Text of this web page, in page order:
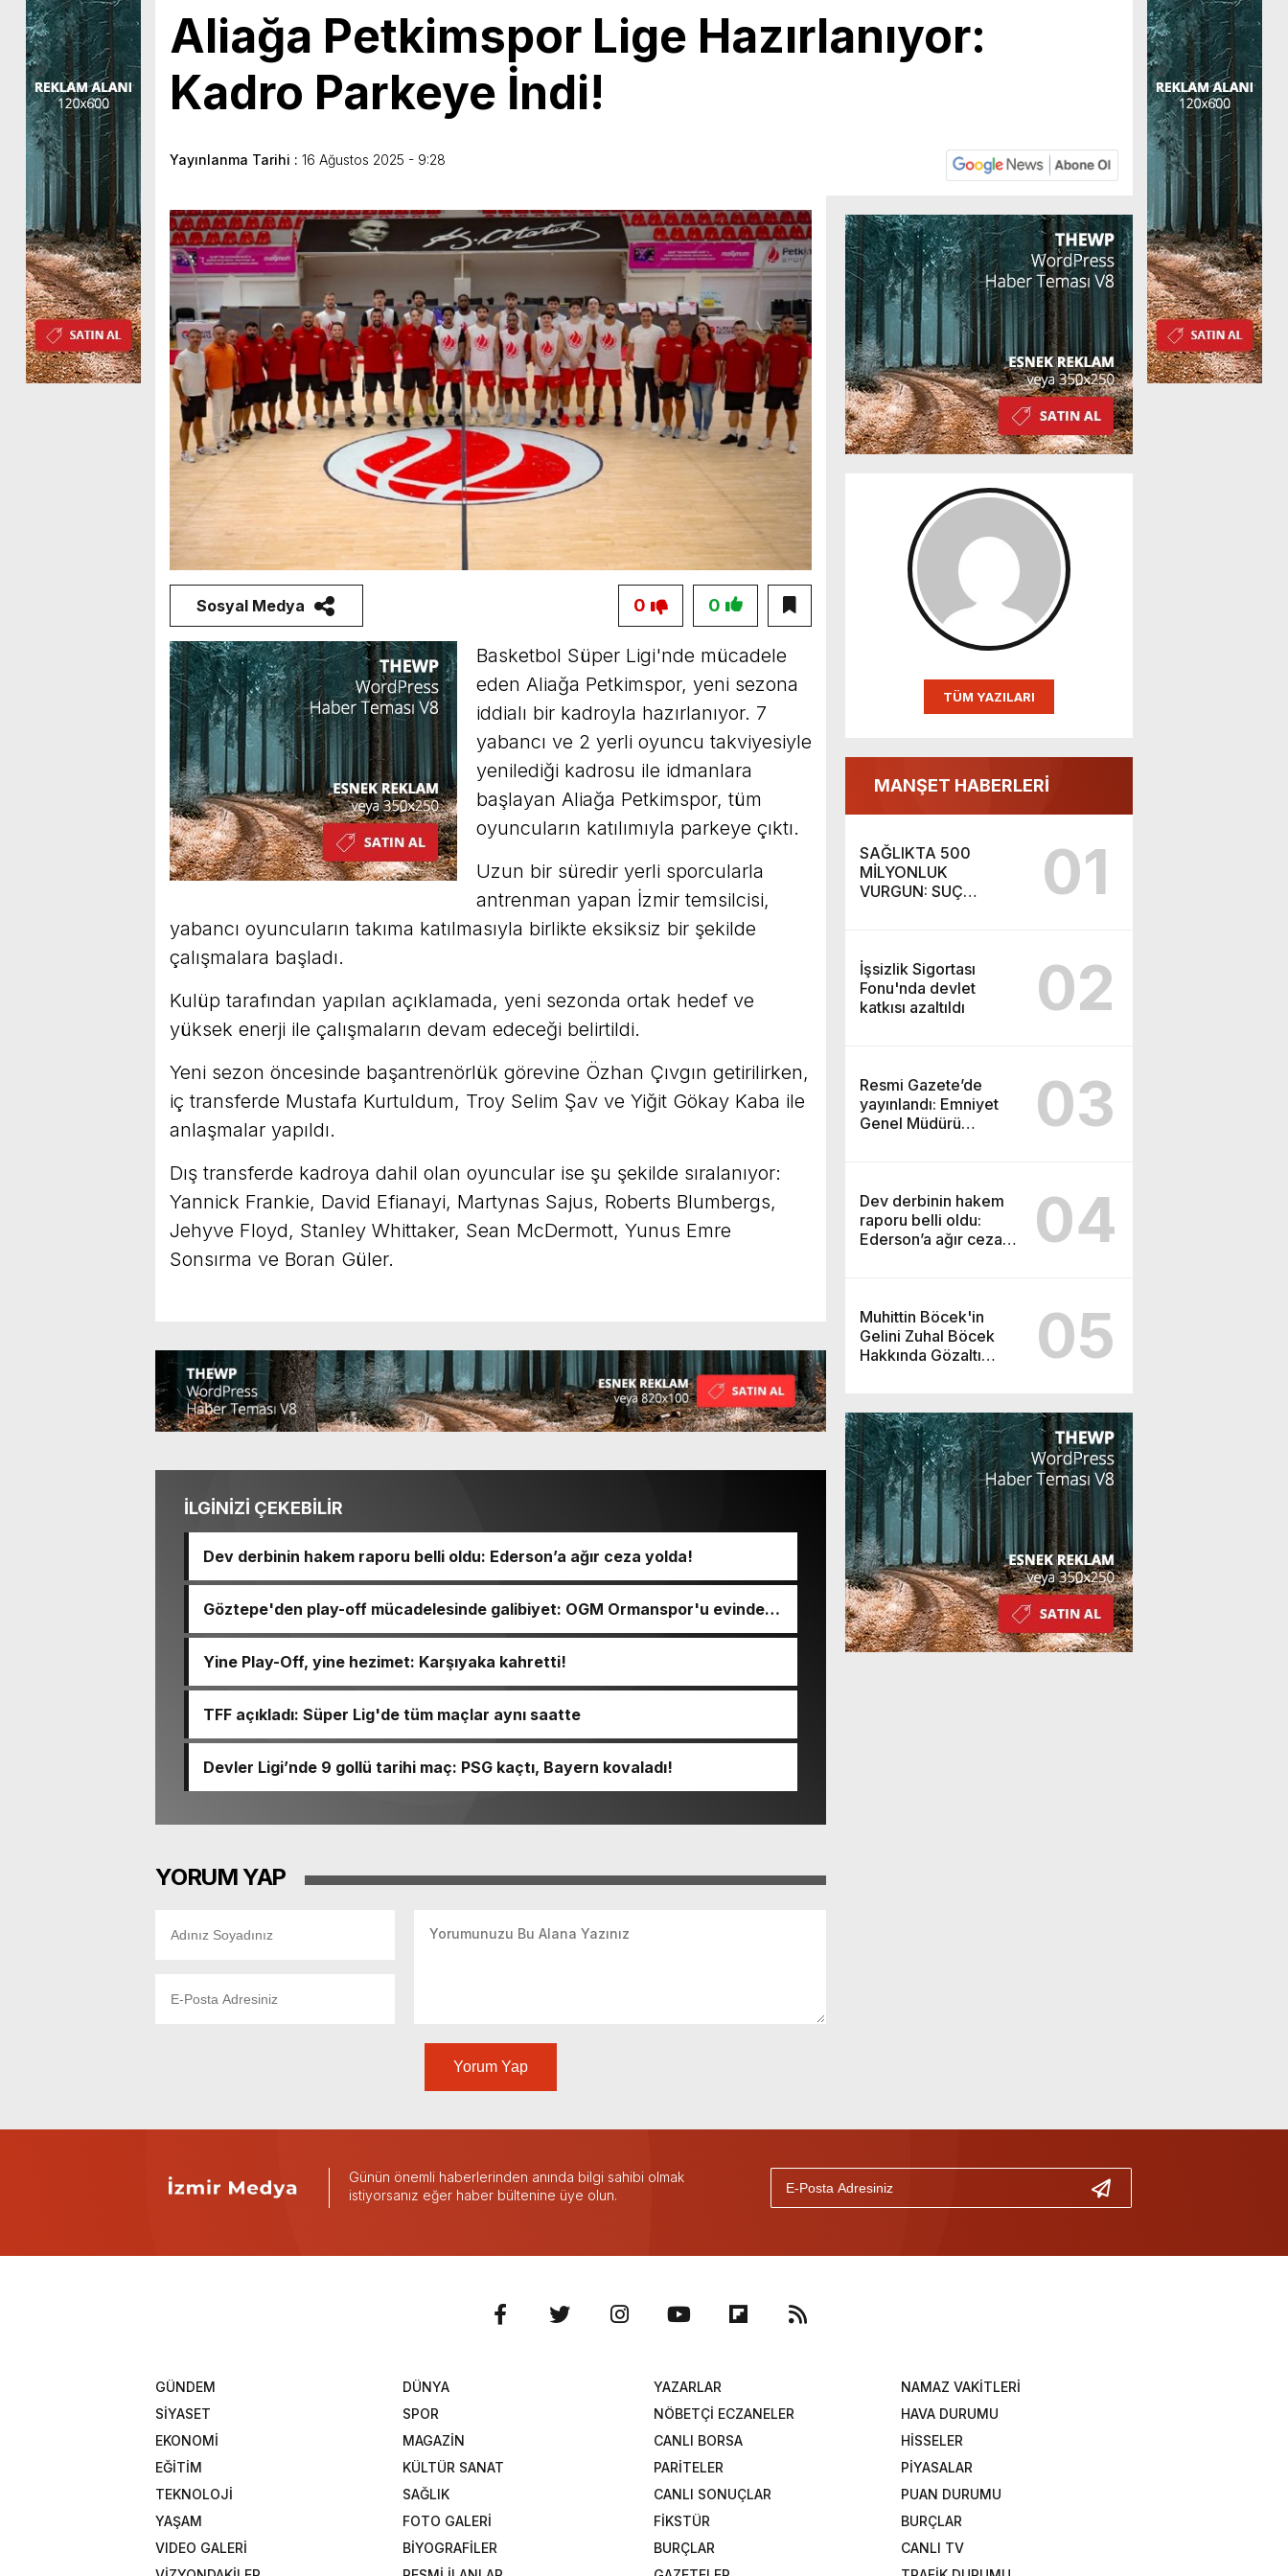
Aliağa Petkimspor Lige Hazırlanıyor:
Kadro Parkeye İndi!
Yayınlanma Tarihi : 16 Ağustos 2025 - 9:28
TÜM YAZILARI
MANŞET HABERLERİ
SAĞLIKTA 500
MİLYONLUK
VURGUN: SUÇ
01
İşsizlik Sigortası
Fonu'nda devlet
katkısı azaltıldı
02
Resmi Gazete’de
yayınlandı: Emniyet
Genel Müdürü
03
Dev derbinin hakem
raporu belli oldu:
Ederson’a ağır ceza
04
Muhittin Böcek'in
Gelini Zuhal Böcek
Hakkında Gözaltı
05
Sosyal Medya 0
0
Basketbol Süper Ligi'nde mücadele
eden Aliağa Petkimspor, yeni sezona
iddialı bir kadroyla hazırlanıyor. 7
yabancı ve 2 yerli oyuncu takviyesiyle
yenilediği kadrosu ile idmanlara
başlayan Aliağa Petkimspor, tüm
oyuncuların katılımıyla parkeye çıktı.
Uzun bir süredir yerli sporcularla
antrenman yapan İzmir temsilcisi,
yabancı oyuncuların takıma katılmasıyla birlikte eksiksiz bir şekilde
çalışmalara başladı.
Kulüp tarafından yapılan açıklamada, yeni sezonda ortak hedef ve
yüksek enerji ile çalışmaların devam edeceği belirtildi.
Yeni sezon öncesinde başantrenörlük görevine Özhan Çıvgın getirilirken,
iç transferde Mustafa Kurtuldum, Troy Selim Şav ve Yiğit Gökay Kaba ile
anlaşmalar yapıldı.
Dış transferde kadroya dahil olan oyuncular ise şu şekilde sıralanıyor:
Yannick Frankie, David Efianayi, Martynas Sajus, Roberts Blumbergs,
Jehyve Floyd, Stanley Whittaker, Sean McDermott, Yunus Emre
Sonsırma ve Boran Güler.
İLGİNİZİ ÇEKEBİLİR
Dev derbinin hakem raporu belli oldu: Ederson’a ağır ceza yolda!
Göztepe'den play-off mücadelesinde galibiyet: OGM Ormanspor'u evinde
90-92 devirdi
Yine Play-Off, yine hezimet: Karşıyaka kahretti!
TFF açıkladı: Süper Lig'de tüm maçlar aynı saatte
Devler Ligi’nde 9 gollü tarihi maç: PSG kaçtı, Bayern kovaladı!
YORUM YAP
Yorum Yap
Günün önemli haberlerinden anında bilgi sahibi olmak
istiyorsanız eğer haber bültenine üye olun.
GÜNDEM
DÜNYA
SİYASET
SPOR
EKONOMİ
MAGAZİN
EĞİTİM
KÜLTÜR SANAT
TEKNOLOJİ
SAĞLIK
YAŞAM
FOTO GALERİ
VIDEO GALERİ
BİYOGRAFİLER
YAZARLAR
NAMAZ VAKİTLERİ
NÖBETÇİ ECZANELER
HAVA DURUMU
CANLI BORSA
HİSSELER
PARİTELER
PİYASALAR
CANLI SONUÇLAR
PUAN DURUMU
FİKSTÜR
BURÇLAR
BURÇLAR
CANLI TV